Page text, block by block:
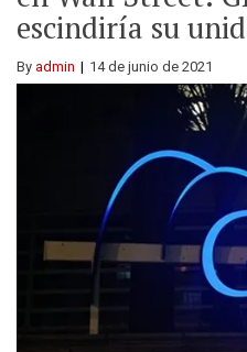
escindiría su
By admin 14 de junio de 2021